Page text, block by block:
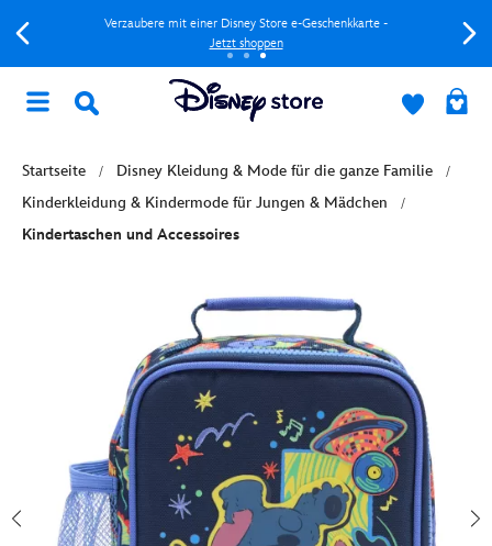
Verzaubere mit einer Disney Store e-Geschenkkarte -
Jetzt shoppen
Startseite
Disney Kleidung & Mode für die ganze Familie
Kinderkleidung & Kindermode für Jungen & Mädchen
Kindertaschen und Accessoires